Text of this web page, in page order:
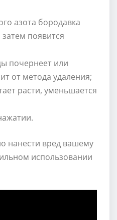
азота бородавка
появится
почернеет или
от метода удаления;
расти, уменьшается
нанести вред вашему
использовании